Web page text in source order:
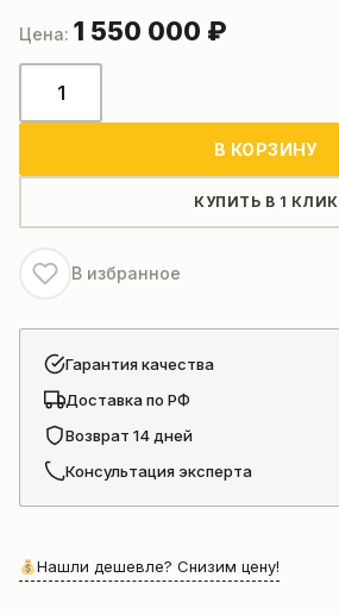
1 550 000 ₽
товара
для
гусеничного
крана
В КОРЗИНУ
КУПИТЬ В 1 КЛИК
В избранное
Гарантия качества
Доставка по РФ
Возврат 14 дней
Консультация эксперта
Нашли дешевле? Снизим цену!